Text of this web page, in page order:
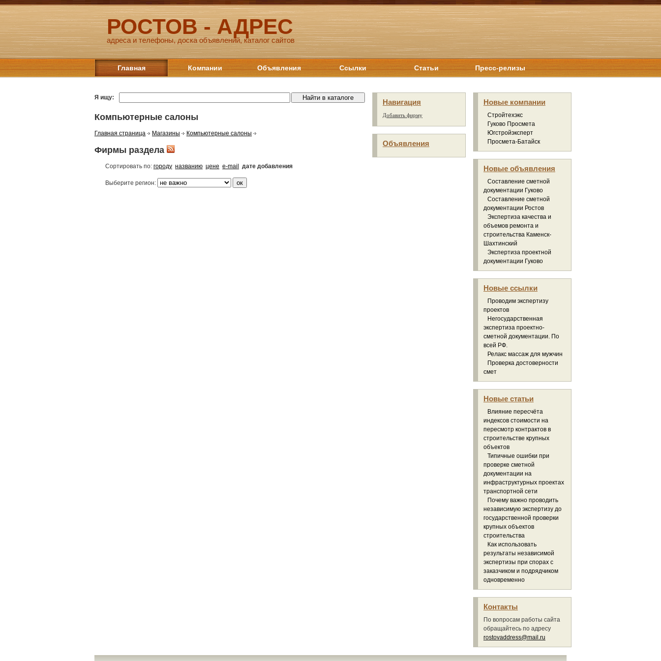
РОСТОВ - АДРЕС
адреса и телефоны, доска объявлений, каталог сайтов
Главная Компании Объявления Ссылки Статьи Пресс-релизы
Я ищу:
Компьютерные салоны
Главная страница Магазины Компьютерные салоны
Фирмы раздела
Сортировать по: городу названию цене e-mail дате добавления
Выберите регион:
Навигация
Добавить фирму
Объявления
Новые компании
Стройтехэкс
Гуково Просмета
Югстройэксперт
Просмета-Батайск
Новые объявления
Составление сметной
документации Гуково
Составление сметной
документации Ростов
Экспертиза качества и
объемов ремонта и
строительства Каменск-
Шахтинский
Экспертиза проектной
документации Гуково
Новые ссылки
Проводим экспертизу
проектов
Негосударственная
экспертиза проектно-
сметной документации. По
всей РФ.
Релакс массаж для мужчин
Проверка достоверности
смет
Новые статьи
Влияние пересчёта
индексов стоимости на
пересмотр контрактов в
строительстве крупных
объектов
Типичные ошибки при
проверке сметной
документации на
инфраструктурных проектах
транспортной сети
Почему важно проводить
независимую экспертизу до
государственной проверки
крупных объектов
строительства
Как использовать
результаты независимой
экспертизы при спорах с
заказчиком и подрядчиком
одновременно
Контакты
По вопросам работы сайта
обращайтесь по адресу
rostovaddress@mail.ru